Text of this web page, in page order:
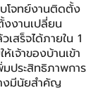
โจทย์งานติดตั้ง
งานเปลี่ยน
สร็จได้ภายใน 1
จ้าของบ้านเข้า
มประสิทธิภาพการ
งมีนัยสำคัญ